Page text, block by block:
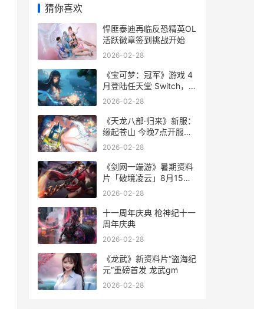
猜你喜欢
悍匪泰迪再临反恐精英OL
活跃徽章签到挑战开始
2026-02-28
《宝可梦：冠军》游戏 4
月登陆任天堂 Switch，手
机版夏季上线 宝可梦冠军
2026-02-28
《天龙八部·归来》新服：
缘起苍山 今晚7点开服，
瓜分近300万元宝+绑元
看
2026-02-28
《剑网一端游》暑期资料
片「破境凌云」8月15日
上线，退隐大侠回归享唯
2026-02-28
十一周年庆典 枪神纪十一
周年庆典
2026-02-28
《龙武》新资料片“盗海纪
元”重磅首发 龙武gm
2026-02-28